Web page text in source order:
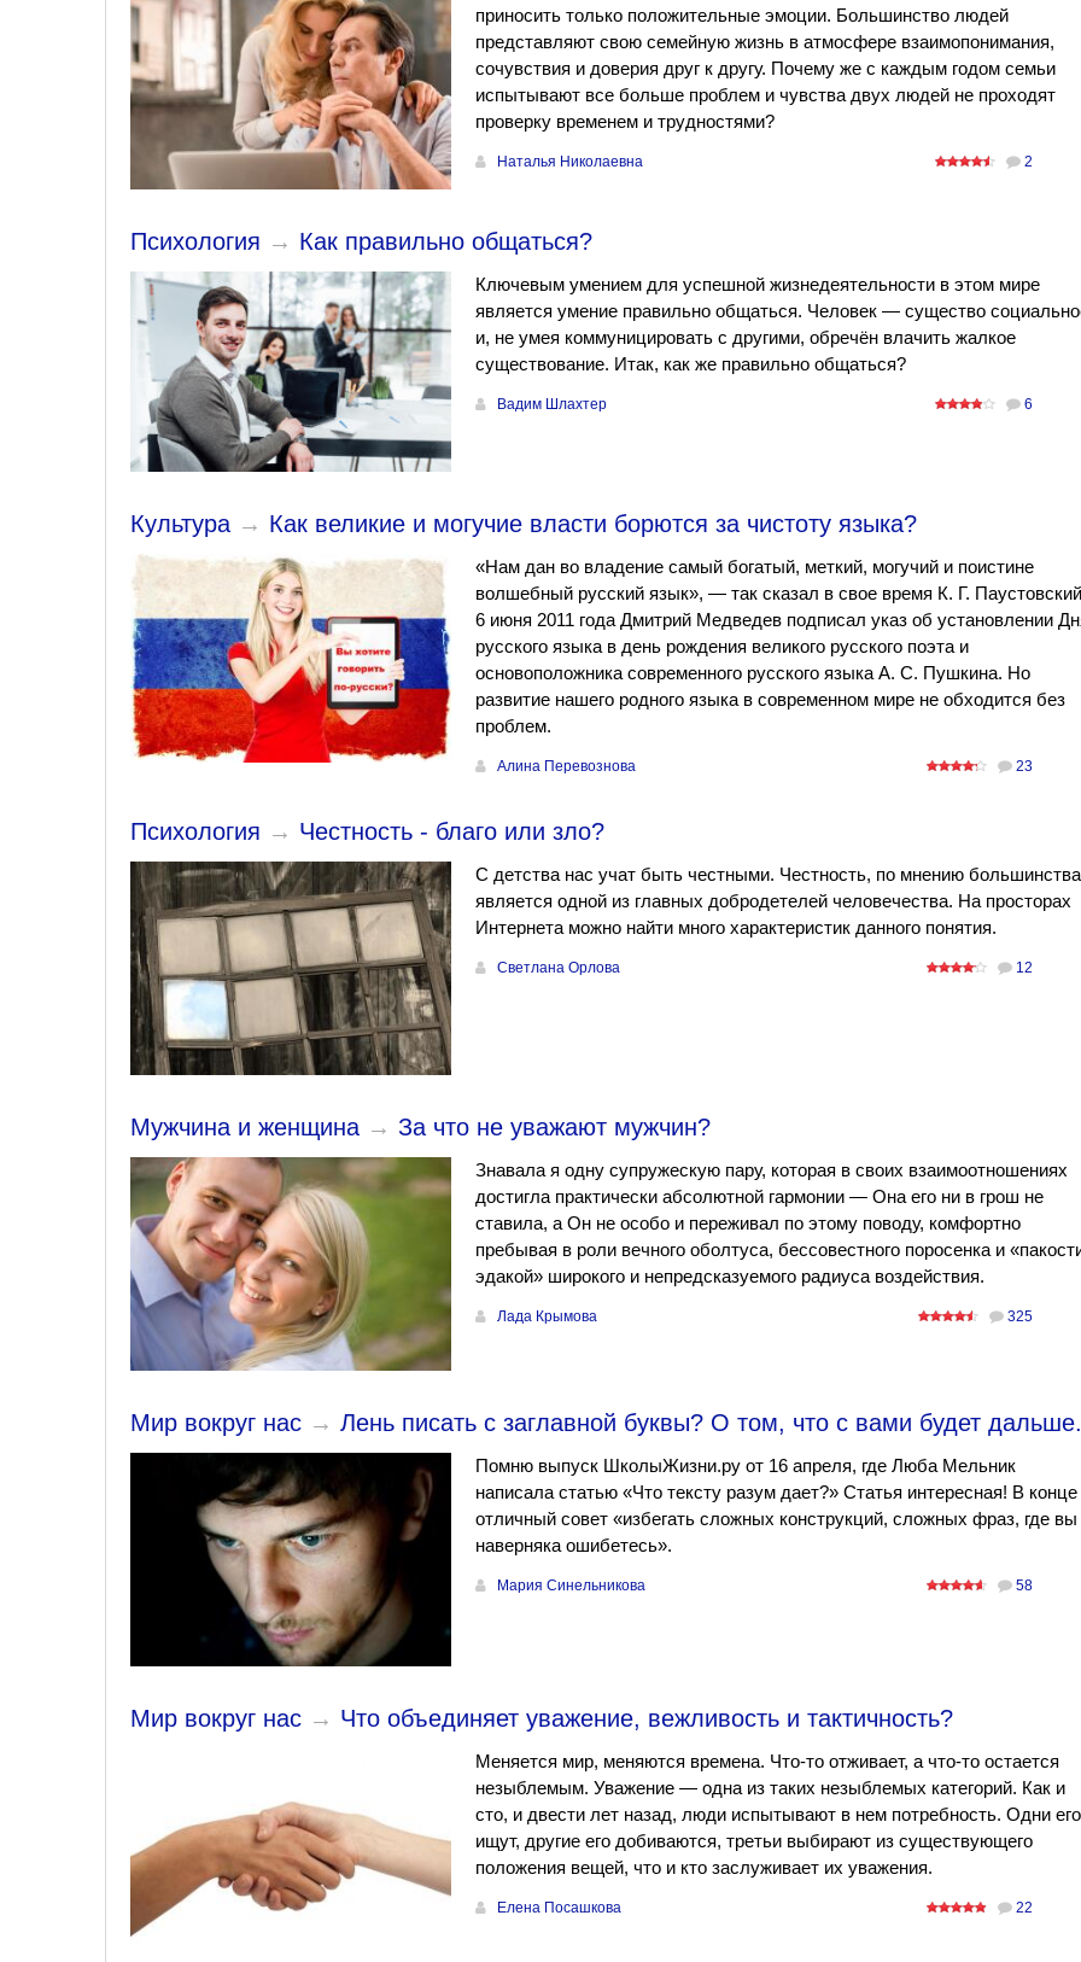
приносить только положительные эмоции. Большинство людей
представляют свою семейную жизнь в атмосфере взаимопонимания,
сочувствия и доверия друг к другу. Почему же с каждым годом семьи
испытывают все больше проблем и чувства двух людей не проходят
проверку временем и трудностями?
Наталья Николаевна 2
Психология → Как правильно общаться?
Ключевым умением для успешной жизнедеятельности в этом мире
является умение правильно общаться. Человек — существо
и, не умея коммуницировать с другими, обречён влачить жалкое
существование. Итак, как же правильно общаться?
Вадим Шлахтер 6
Культура → Как великие и могучие власти борются за чистоту языка?
«Нам дан во владение самый богатый, меткий, могучий и поистине
волшебный русский язык», — так сказал в свое время К. Г.
6 июня 2011 года Дмитрий Медведев подписал указ об установлении
русского языка в день рождения великого русского поэта и
основоположника современного русского языка А. С. Пушкина. Но
развитие нашего родного языка в современном мире не обходится без
проблем.
Алина Перевознова 23
Психология → Честность - благо или зло?
С детства нас учат быть честными. Честность, по мнению
является одной из главных добродетелей человечества. На просторах
Интернета можно найти много характеристик данного понятия.
Светлана Орлова 12
Мужчина и женщина → За что не уважают мужчин?
Знавала я одну супружескую пару, которая в своих взаимоотношениях
достигла практически абсолютной гармонии — Она его ни в грош не
ставила, а Он не особо и переживал по этому поводу, комфортно
пребывая в роли вечного оболтуса, бессовестного поросенка и
эдакой» широкого и непредсказуемого радиуса воздействия.
Лада Крымова 325
Мир вокруг нас → Лень писать с заглавной буквы? О том, что с вами будет
Помню выпуск ШколыЖизни.ру от 16 апреля, где Люба Мельник
написала статью «Что тексту разум дает?» Статья интересная! В конце
отличный совет «избегать сложных конструкций, сложных фраз, где вы
наверняка ошибетесь».
Мария Синельникова 58
Мир вокруг нас → Что объединяет уважение, вежливость и тактичность?
Меняется мир, меняются времена. Что-то отживает, а что-то остается
незыблемым. Уважение — одна из таких незыблемых категорий. Как и
сто, и двести лет назад, люди испытывают в нем потребность. Одни его
ищут, другие его добиваются, третьи выбирают из существующего
положения вещей, что и кто заслуживает их уважения.
Елена Посашкова 22